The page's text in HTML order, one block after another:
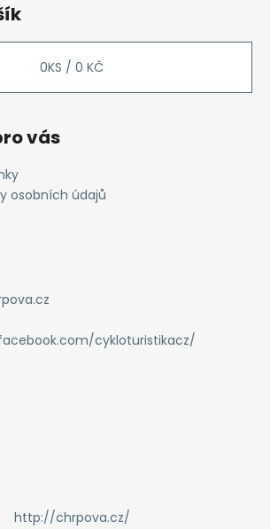
0KS / 0 KČ
vás
osobních údajů
cykloturistikacz/
http://chrpova.cz/